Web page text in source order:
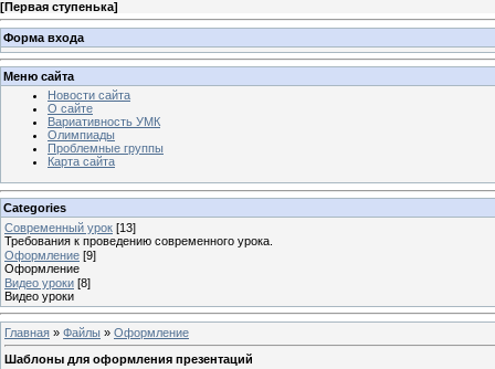
[Первая ступенька]
Форма входа
Меню сайта
Новости сайта
О сайте
Вариативность УМК
Олимпиады
Проблемные группы
Карта сайта
Categories
Современный урок [13]
Требования к проведению современного урока.
Оформление [9]
Оформление
Видео уроки [8]
Видео уроки
Главная » Файлы » Оформление
Шаблоны для оформления презентаций